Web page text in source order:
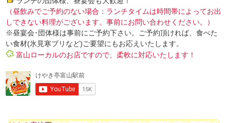
（昼飲みでご予約のない場合：ランチタイムは時間帯によってお出
しできない料理がございます。事前にお問い合わせください。）
※昼宴会･団体様は事前にご予約下さい。ご予約頂ければ、食べた
い食材(氷見寒ブリなど)ご要望にもお応えいたします。
富山ローカルのお店ですので、柔軟に対応いたします！